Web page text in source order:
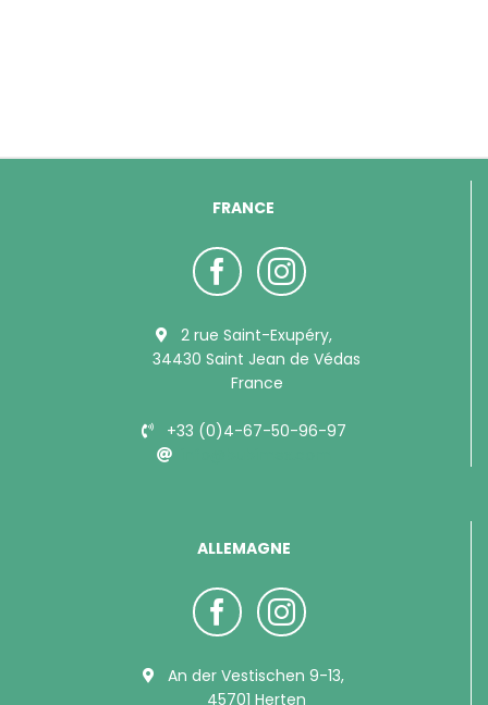
FRANCE
2 rue Saint-Exupéry,
34430 Saint Jean de Védas
France
+33 (0)4-67-50-96-97
ALLEMAGNE
An der Vestischen 9-13,
45701 Herten